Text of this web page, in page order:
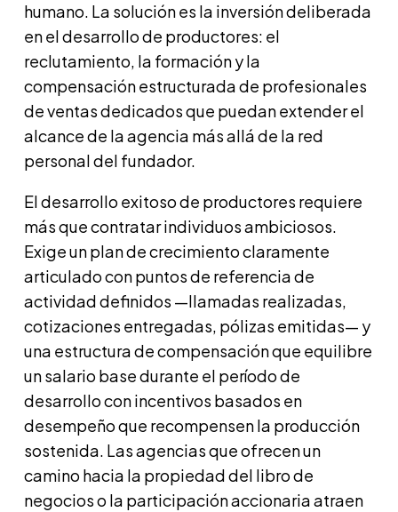
humano. La solución es la inversión deliberada
en el desarrollo de productores: el
reclutamiento, la formación y la
compensación estructurada de profesionales
de ventas dedicados que puedan extender el
alcance de la agencia más allá de la red
personal del fundador.
El desarrollo exitoso de productores requiere
más que contratar individuos ambiciosos.
Exige un plan de crecimiento claramente
articulado con puntos de referencia de
actividad definidos —llamadas realizadas,
cotizaciones entregadas, pólizas emitidas— y
una estructura de compensación que equilibre
un salario base durante el período de
desarrollo con incentivos basados en
desempeño que recompensen la producción
sostenida. Las agencias que ofrecen un
camino hacia la propiedad del libro de
negocios o la participación accionaria atraen